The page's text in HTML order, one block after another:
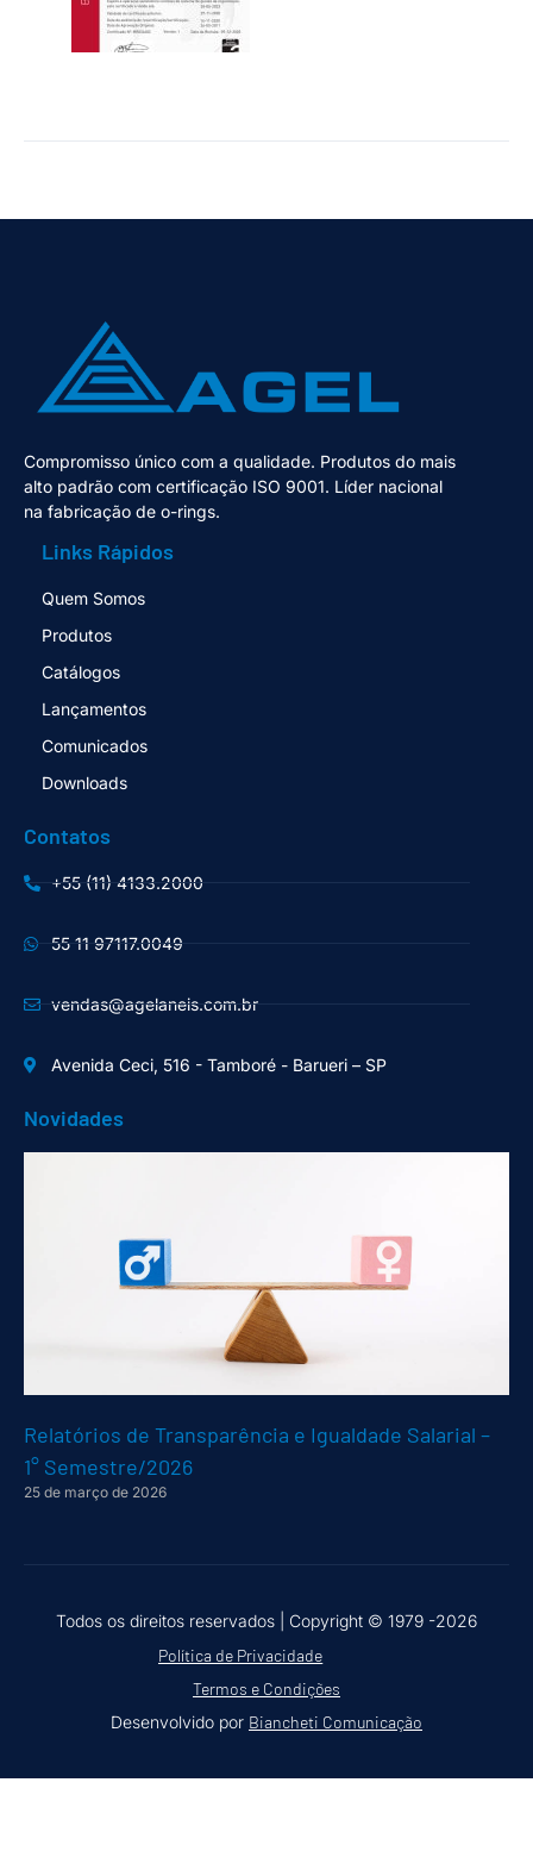
Compromisso único com a qualidade. Produtos do mais
alto padrão com certificação ISO 9001. Líder nacional
na fabricação de o-rings.
Links Rápidos
Quem Somos
Produtos
Catálogos
Lançamentos
Comunicados
Downloads
Contatos
+55 (11) 4133.2000
55 11 97117.0049
vendas@agelaneis.com.br
Avenida Ceci, 516 - Tamboré - Barueri – SP
Novidades
Relatórios de Transparência e Igualdade Salarial –
1° Semestre/2026
25 de março de 2026
Todos os direitos reservados | Copyright © 1979 -2026
Política de Privacidade
Termos e Condições
Desenvolvido por Biancheti Comunicação